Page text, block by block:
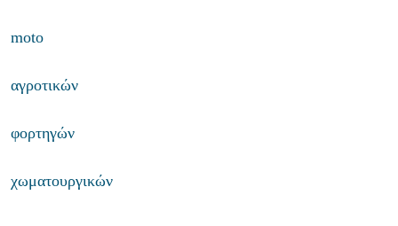
moto
αγροτικών
φορτηγών
χωματουργικών